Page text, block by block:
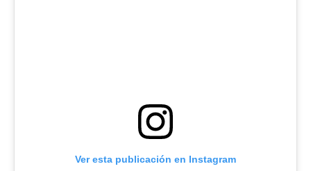
Ver esta publicación en Instagram